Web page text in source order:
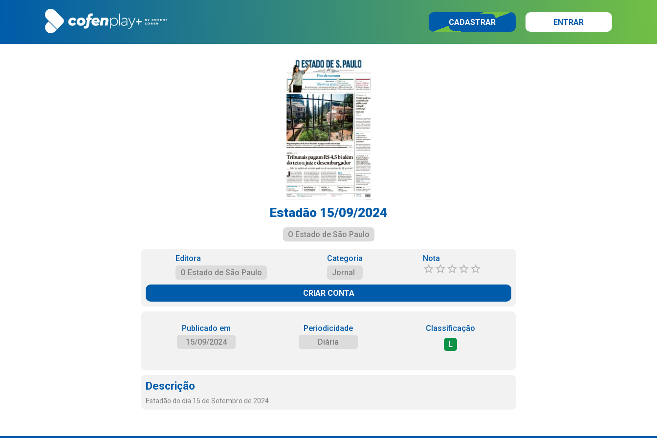
CADASTRAR ENTRAR
Estadão 15/09/2024
O Estado de São Paulo
Editora
O Estado de São Paulo
Categoria
Jornal
Nota
CRIAR CONTA
Publicado em
15/09/2024
Periodicidade
Diária
Classificação
L
Descrição
Estadão do dia 15 de Setembro de 2024